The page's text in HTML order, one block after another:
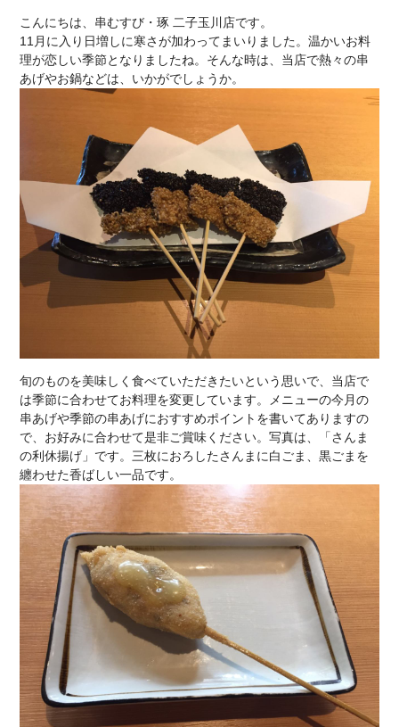
こんにちは、串むすび・琢 二子玉川店です。
11月に入り日増しに寒さが加わってまいりました。温かいお料
理が恋しい季節となりましたね。そんな時は、当店で熱々の串
あげやお鍋などは、いかがでしょうか。
旬のものを美味しく食べていただきたいという思いで、当店で
は季節に合わせてお料理を変更しています。メニューの今月の
串あげや季節の串あげにおすすめポイントを書いてありますの
で、お好みに合わせて是非ご賞味ください。写真は、「さんま
の利休揚げ」です。三枚におろしたさんまに白ごま、黒ごまを
纏わせた香ばしい一品です。